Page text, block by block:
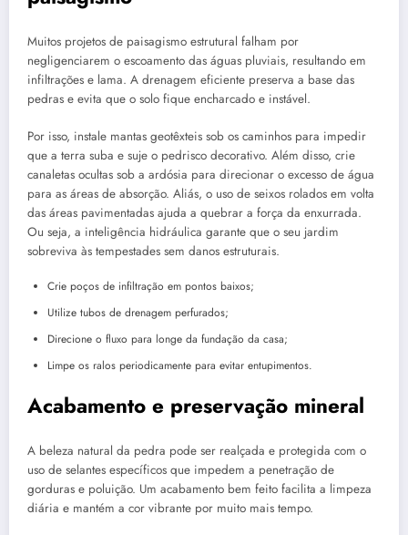
Muitos projetos de paisagismo estrutural falham por
negligenciarem o escoamento das águas pluviais, resultando em
infiltrações e lama. A drenagem eficiente preserva a base das
pedras e evita que o solo fique encharcado e instável.
Por isso, instale mantas geotêxteis sob os caminhos para impedir
que a terra suba e suje o pedrisco decorativo. Além disso, crie
canaletas ocultas sob a ardósia para direcionar o excesso de água
para as áreas de absorção. Aliás, o uso de seixos rolados em volta
das áreas pavimentadas ajuda a quebrar a força da enxurrada.
Ou seja, a inteligência hidráulica garante que o seu jardim
sobreviva às tempestades sem danos estruturais.
Crie poços de infiltração em pontos baixos;
Utilize tubos de drenagem perfurados;
Direcione o fluxo para longe da fundação da casa;
Limpe os ralos periodicamente para evitar entupimentos.
Acabamento e preservação mineral
A beleza natural da pedra pode ser realçada e protegida com o
uso de selantes específicos que impedem a penetração de
gorduras e poluição. Um acabamento bem feito facilita a limpeza
diária e mantém a cor vibrante por muito mais tempo.